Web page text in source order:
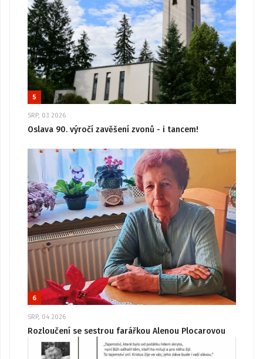
5
SRP, 03 2026
Oslava 90. výročí zavěšení zvonů - i tancem!
6
SRP, 04 2026
Rozloučení se sestrou farářkou Alenou Plocarovou